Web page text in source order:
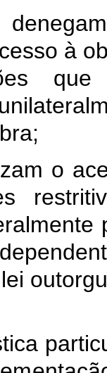
à
o